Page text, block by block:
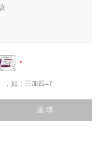
，如：三加四=7